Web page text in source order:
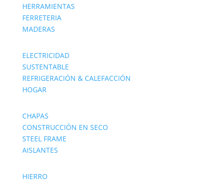
HERRAMIENTAS
FERRETERIA
MADERAS
ELECTRICIDAD
SUSTENTABLE
REFRIGERACIÓN & CALEFACCIÓN
HOGAR
CHAPAS
CONSTRUCCIÓN EN SECO
STEEL FRAME
AISLANTES
HIERRO